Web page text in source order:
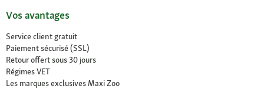
Vos avantages
Service client gratuit
Paiement sécurisé (SSL)
Retour offert sous 30 jours
Régimes VET
Les marques exclusives Maxi Zoo